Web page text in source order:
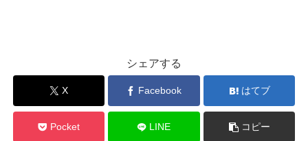
シェアする
X Facebook はてブ
Pocket LINE コピー